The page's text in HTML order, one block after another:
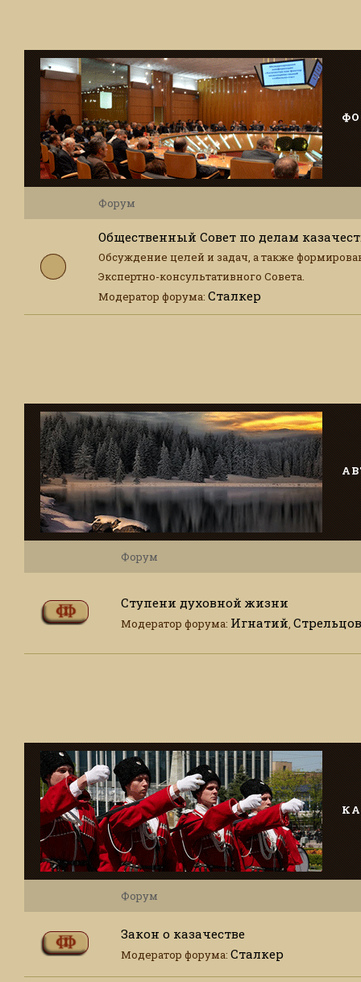
Форум
Общественный Совет по делам
Обсуждение целей и задач, а также
Экспертно-консультативного Совета.
Модератор форума: Сталкер
Форум
Ступени духовной жизни
Модератор форума: Игнатий,
Форум
Закон о казачестве
Модератор форума: Сталкер